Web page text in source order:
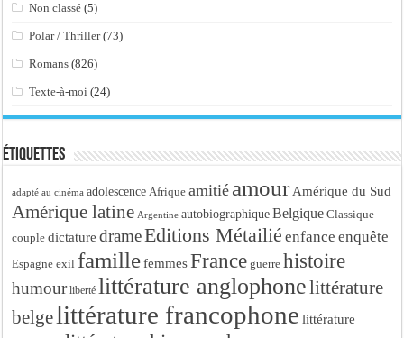
Non classé (5)
Polar / Thriller(73)
Romans (826)
Texte-à-moi (24)
Étiquettes
adapté au cinéma adolescence Afrique amitié amourAmérique du Sud
Amérique latine Argentine autobiographique Belgique Classique
couple dictature drameEditions Métailié enfance enquête
Espagne exil famille femmes France guerre histoire
humour liberté littérature anglophonelittérature
belgelittérature francophone littérature